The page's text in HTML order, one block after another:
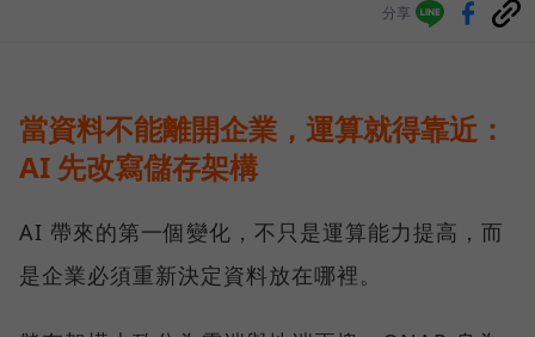
分享
當資料不能離開企業，運算就得靠近：
AI 先改寫儲存架構
AI 帶來的第一個變化，不只是運算能力提高，而
是企業必須重新決定資料放在哪裡。